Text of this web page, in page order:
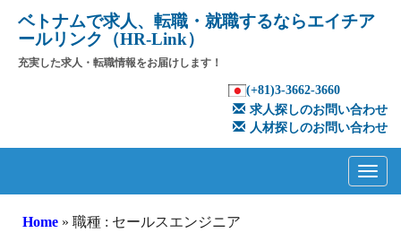
ベトナムで求人、転職・就職するならエイチア
ールリンク（HR-Link）
充実した求人・転職情報をお届けします！
(+81)3-3662-3660
求人探しのお問い合わせ
人材探しのお問い合わせ
Menu
content
Home » 職種 : セールスエンジニア